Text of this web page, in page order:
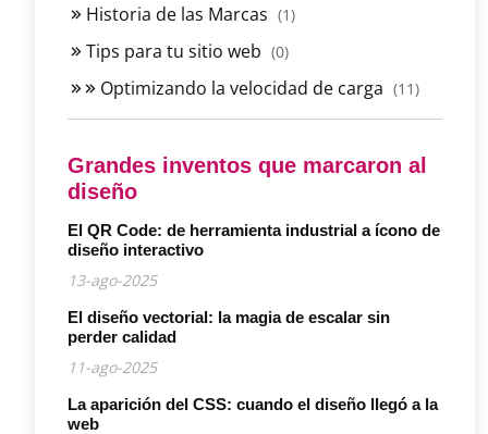
Historia de las Marcas (1)
Tips para tu sitio web (0)
Optimizando la velocidad de carga (11)
Grandes inventos que marcaron al
diseño
El QR Code: de herramienta industrial a ícono de
diseño interactivo
13-ago-2025
El diseño vectorial: la magia de escalar sin
perder calidad
11-ago-2025
La aparición del CSS: cuando el diseño llegó a la
web